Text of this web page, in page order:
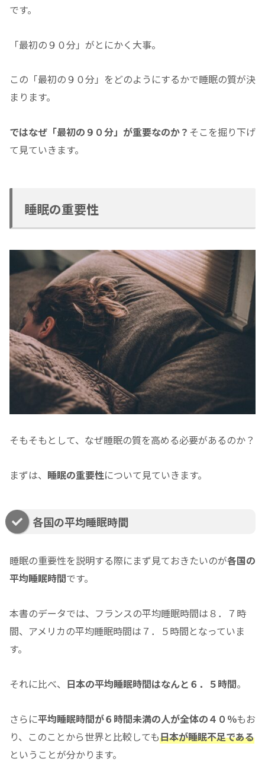
です。
「最初の９０分」がとにかく大事。
この「最初の９０分」をどのようにするかで睡眠の質が決
まります。
ではなぜ「最初の９０分」が重要なのか？ そこを掘り下げ
て見ていきます。
睡眠の重要性
そもそもとして、なぜ睡眠の質を高める必要があるのか？
まずは、 睡眠の重要性について見ていきます。
各国の平均睡眠時間
睡眠の重要性を説明する際にまず見ておきたいのが各国の
平均睡眠時間です。
本書のデータでは、フランスの平均睡眠時間は８．７時
間、アメリカの平均睡眠時間は７．５時間となっていま
す。
それに比べ、 日本の平均睡眠時間はなんと６．５時間。
さらに平均睡眠時間が６時間未満の人が全体の４０％もお
り、このことから世界と比較しても日本が睡眠不足である
ということが分かります。